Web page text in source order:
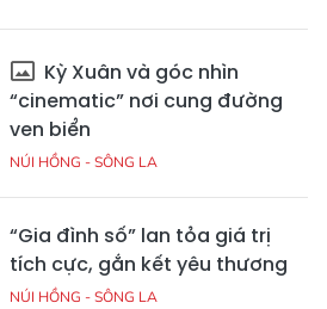
Kỳ Xuân và góc nhìn
“cinematic” nơi cung đường
ven biển
NÚI HỒNG - SÔNG LA
“Gia đình số” lan tỏa giá trị
tích cực, gắn kết yêu thương
NÚI HỒNG - SÔNG LA